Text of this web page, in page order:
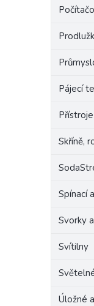
Pájecí
Skříně,
Spínací
Svorky
Svítilny
Úložné